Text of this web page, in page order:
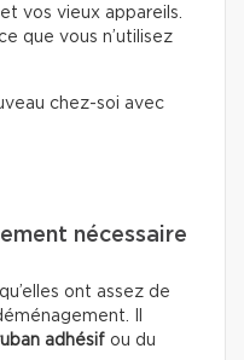
vos vieux appareils.
que vous n’utilisez
chez-soi avec
nécessaire
ont assez de
Il
adhésif ou du